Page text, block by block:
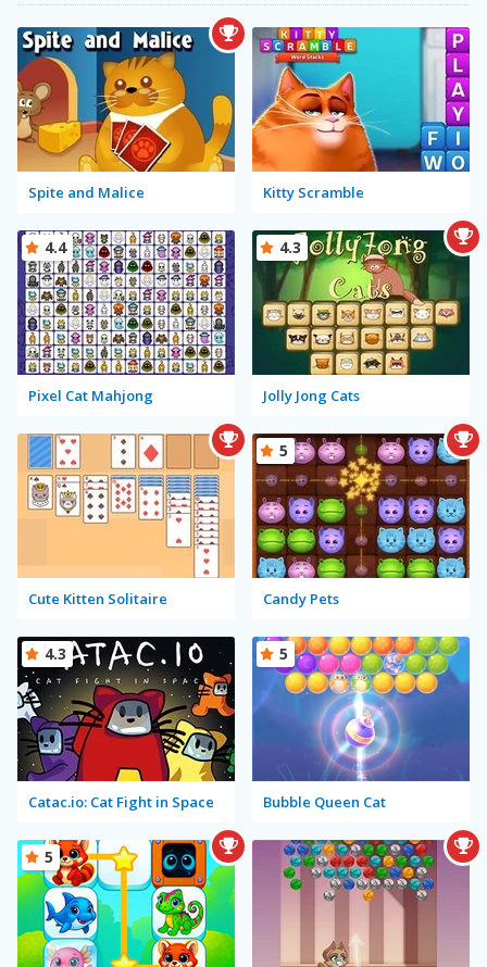
Spite and Malice Kitty Scramble
Pixel Cat Mahjong
4.4
Jolly Jong Cats
4.3
Cute Kitten Solitaire Candy Pets
5
Catac.io: Cat Fight in Space
4.3
Bubble Queen Cat
5
5